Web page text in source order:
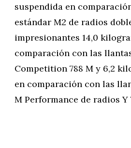
suspendida en
estándar M2 de radios
impresionantes 14,0
comparación con las
Competition 788 M y 6,2
en comparación con las
M Performance de radios Y